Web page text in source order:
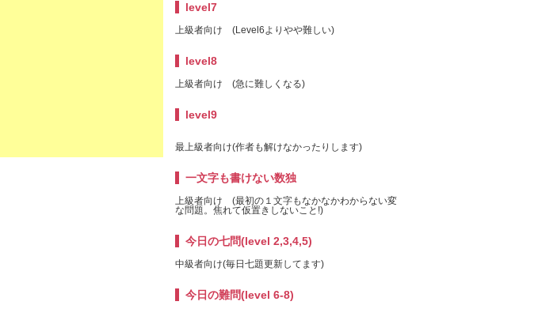
level7
上級者向け (Level6よりやや難しい)
level8
上級者向け (急に難しくなる)
level9
最上級者向け(作者も解けなかったりします)
一文字も書けない数独
上級者向け (最初の１文字もなかなかわからない変
な問題。焦れて仮置きしないこと!)
今日の七問(level 2,3,4,5)
中級者向け(毎日七題更新してます)
今日の難問(level 6-8)